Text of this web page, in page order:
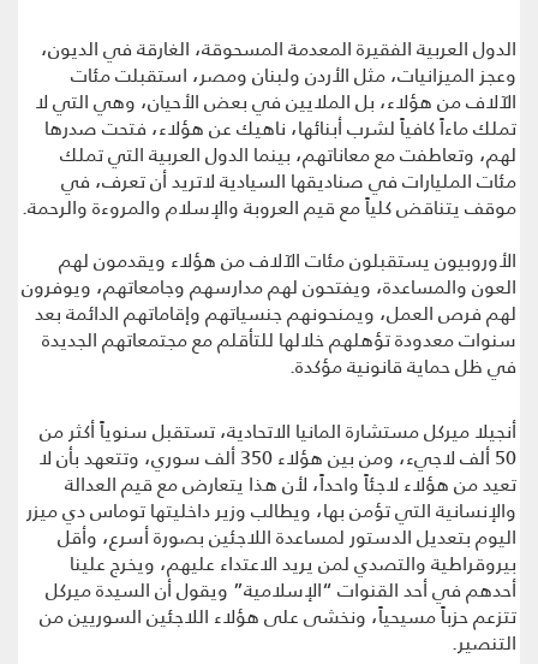
الدول العربية الفقيرة المعدمة المسحوقة، الغارقة في الديون،
وعجز الميزانيات، مثل الأردن ولبنان ومصر، استقبلت مئات
الآلاف من هؤلاء، بل الملايين في بعض الأحيان، وهي التي لا
تملك ماءاً كافياً لشرب أبنائها، ناهيك عن هؤلاء، فتحت صدرها
لهم، وتعاطفت مع معاناتهم، بينما الدول العربية التي تملك
مئات المليارات في صناديقها السيادية لاتريد أن تعرف، في
موقف يتناقض كلياً مع قيم العروبة والإسلام والمروءة والرحمة.
الأوروبيون يستقبلون مئات الآلاف من هؤلاء ويقدمون لهم
العون والمساعدة، ويفتحون لهم مدارسهم وجامعاتهم، ويوفرون
لهم فرص العمل، ويمنحونهم جنسياتهم وإقاماتهم الدائمة بعد
سنوات معدودة تؤهلهم خلالها للتأقلم مع مجتمعاتهم الجديدة
في ظل حماية قانونية مؤكدة.
أنجيلا ميركل مستشارة المانيا الاتحادية، تستقبل سنوياً أكثر من
50 ألف لاجيء، ومن بين هؤلاء 350 ألف سوري، وتتعهد بأن لا
تعيد من هؤلاء لاجئاً واحداً، لأن هذا يتعارض مع قيم العدالة
والإنسانية التي تؤمن بها، ويطالب وزير داخليتها توماس دي ميزر
اليوم بتعديل الدستور لمساعدة اللاجئين بصورة أسرع، وأقل
بيروقراطية والتصدي لمن يريد الاعتداء عليهم، ويخرج علينا
أحدهم في أحد القنوات “الإسلامية” ويقول أن السيدة ميركل
تتزعم حزباً مسيحياً، ونخشى على هؤلاء اللاجئين السوريين من
التنصير.